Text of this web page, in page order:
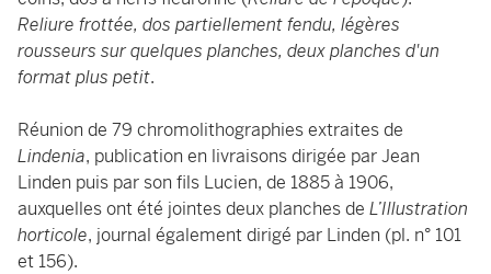
Reliure frottée, dos partiellement fendu, légères
rousseurs sur quelques planches, deux planches d'un
format plus petit.
Réunion de 79 chromolithographies extraites de
Lindenia, publication en livraisons dirigée par Jean
Linden puis par son fils Lucien, de 1885 à 1906,
auxquelles ont été jointes deux planches de L’Illustration
horticole, journal également dirigé par Linden (pl. n° 101
et 156).